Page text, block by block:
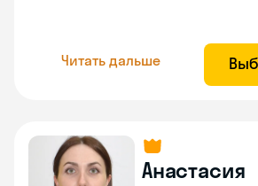
Читать дальше
Анастасия